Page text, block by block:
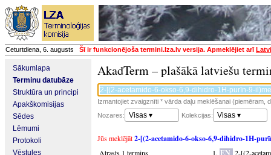
Ceturtdiena, 6. augusts Šī ir funkcionējoša termini.lza.lv versija. Apmeklējiet arī
Sākumlapa
Terminu datubāze
Struktūra un principi
Apakškomisijas
Sēdes
Lēmumi
Protokoli
Vēstules
AkadTerm – plašākā latviešu
Izmantojiet zvaigznīti * vārda daļu meklēšanai (piemēram,
Nozares:
Visas ▾ Kolekcijas: Visas ▾
Jūs meklējāt2-[(2-acetamido-6-okso-6,9-dihidro-1H-
Atrasts 1 termins
EN 2-[(2-